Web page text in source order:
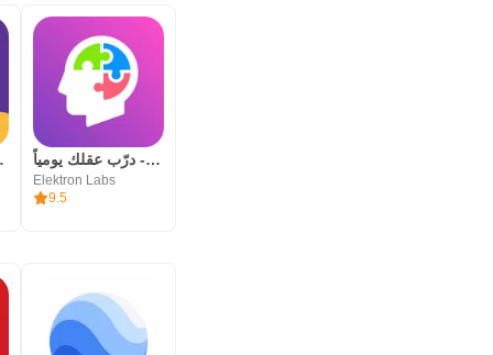
App شعلة - درّب عقلك يومياً
Elektron Labs
9.5